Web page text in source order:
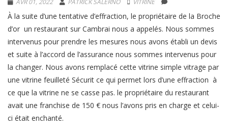
À la suite d’une tentative d’effraction, le propriétaire de la Broche
d’or un restaurant sur Cambrai nous a appelés. Nous sommes
intervenus pour prendre les mesures nous avons établi un devis
et suite à l’accord de l’assurance nous sommes intervenus pour
la changer. Nous avons remplacé cette vitrine simple vitrage par
une vitrine feuilleté Sécurit ce qui permet lors d’une effraction à
ce que la vitrine ne se casse pas. le propriétaire du restaurant
avait une franchise de 150 € nous l’avons pris en charge et celui-
ci était enchanté.